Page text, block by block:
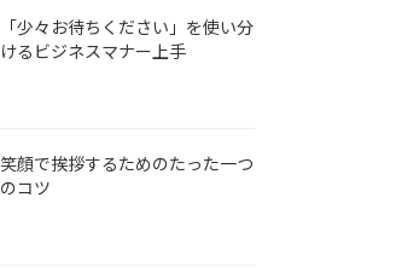
「少々お待ちください」を使い分
けるビジネスマナー上手
笑顔で挨拶するためのたった一つ
のコツ